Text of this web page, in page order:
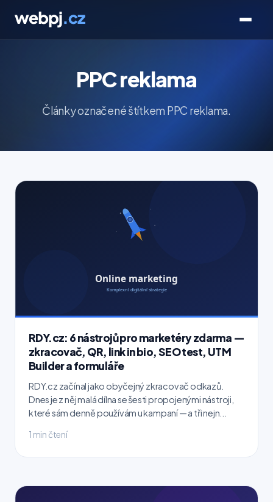
PPC reklama
Články označené štítkem PPC reklama.
RDY.cz: 6 nástrojů pro marketéry zdarma —
zkracovač, QR, link in bio, SEO test, UTM
Builder a formuláře
RDY.cz začínal jako obyčejný zkracovač odkazů.
Dnes je z něj malá dílna se šesti propojenými nástroji,
které sám denně používám u kampaní — a tři nejn...
1 min čtení